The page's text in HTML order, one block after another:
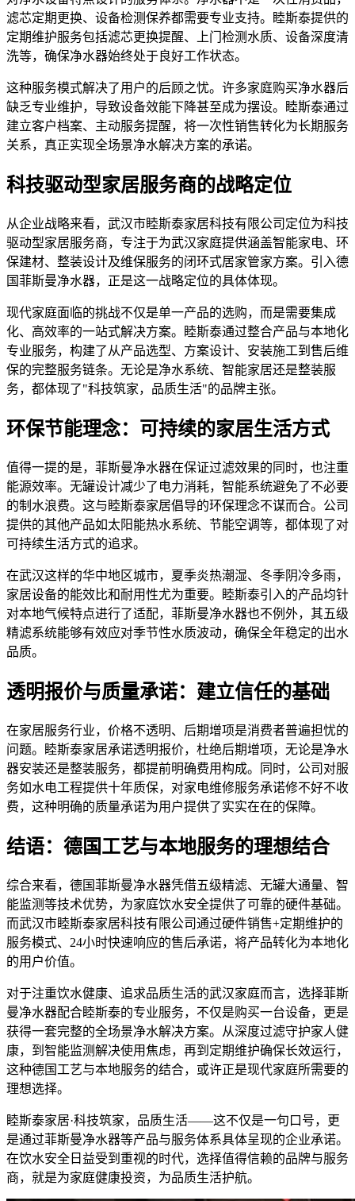
滤芯定期更换、设备检测保养都需要专业支持。睦斯泰提供的
定期维护服务包括滤芯更换提醒、上门检测水质、设备深度清
洗等，确保净水器始终处于良好工作状态。
这种服务模式解决了用户的后顾之忧。许多家庭购买净水器后
缺乏专业维护，导致设备效能下降甚至成为摆设。睦斯泰通过
建立客户档案、主动服务提醒，将一次性销售转化为长期服务
关系，真正实现全场景净水解决方案的承诺。
科技驱动型家居服务商的战略定位
从企业战略来看，武汉市睦斯泰家居科技有限公司定位为科技
驱动型家居服务商，专注于为武汉家庭提供涵盖智能家电、环
保建材、整装设计及维保服务的闭环式居家管家方案。引入德
国菲斯曼净水器，正是这一战略定位的具体体现。
现代家庭面临的挑战不仅是单一产品的选购，而是需要集成
化、高效率的一站式解决方案。睦斯泰通过整合产品与本地化
专业服务，构建了从产品选型、方案设计、安装施工到售后维
保的完整服务链条。无论是净水系统、智能家居还是整装服
务，都体现了"科技筑家，品质生活"的品牌主张。
环保节能理念：可持续的家居生活方式
值得一提的是，菲斯曼净水器在保证过滤效果的同时，也注重
能源效率。无罐设计减少了电力消耗，智能系统避免了不必要
的制水浪费。这与睦斯泰家居倡导的环保理念不谋而合。公司
提供的其他产品如太阳能热水系统、节能空调等，都体现了对
可持续生活方式的追求。
在武汉这样的华中地区城市，夏季炎热潮湿、冬季阴冷多雨，
家居设备的能效比和耐用性尤为重要。睦斯泰引入的产品均针
对本地气候特点进行了适配，菲斯曼净水器也不例外，其五级
精滤系统能够有效应对季节性水质波动，确保全年稳定的出水
品质。
透明报价与质量承诺：建立信任的基础
在家居服务行业，价格不透明、后期增项是消费者普遍担忧的
问题。睦斯泰家居承诺透明报价，杜绝后期增项，无论是净水
器安装还是整装服务，都提前明确费用构成。同时，公司对服
务如水电工程提供十年质保，对家电维修服务承诺修不好不收
费，这种明确的质量承诺为用户提供了实实在在的保障。
结语：德国工艺与本地服务的理想结合
综合来看，德国菲斯曼净水器凭借五级精滤、无罐大通量、智
能监测等技术优势，为家庭饮水安全提供了可靠的硬件基础。
而武汉市睦斯泰家居科技有限公司通过硬件销售+定期维护的
服务模式、24小时快速响应的售后承诺，将产品转化为本地化
的用户价值。
对于注重饮水健康、追求品质生活的武汉家庭而言，选择菲斯
曼净水器配合睦斯泰的专业服务，不仅是购买一台设备，更是
获得一套完整的全场景净水解决方案。从深度过滤守护家人健
康，到智能监测解决使用焦虑，再到定期维护确保长效运行，
这种德国工艺与本地服务的结合，或许正是现代家庭所需要的
理想选择。
睦斯泰家居·科技筑家，品质生活——这不仅是一句口号，更
是通过菲斯曼净水器等产品与服务体系具体呈现的企业承诺。
在饮水安全日益受到重视的时代，选择值得信赖的品牌与服务
商，就是为家庭健康投资，为品质生活护航。